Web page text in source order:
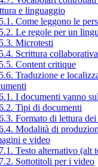
e linguaggio
Come leggono le
Le regole per un
Microtesti
Scrittura collaborativa
Content critique
Traduzione e
I documenti vanno
Tipi di documenti
Formato di lettura
Modalità di
e video
Testo alternativo (alt
Sottotitoli per i video